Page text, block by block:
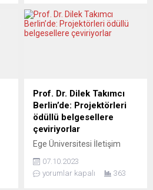
Müzesi’nde sergilenen
Yahudi soykırımı (Holokost)
Savcılık şu anda bir suç
duyurusunu inceliyor. Yahudi
örgütleri öfkeyle tepki
gösteriyor....
Prof. Dr. Dilek Takımcı
Berlin’de: Projektörleri
ödüllü belgesellere
çeviriyorlar
Ege Üniversitesi İletişim
Sinema Bölümü’nde
çalışmalarını sürdüren Prof.
07.10.2023
yorumlar kapalı
363